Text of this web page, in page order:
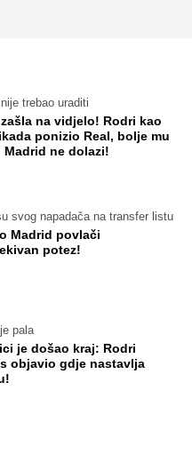
trebao uraditi
na vidjelo! Rodri kao
ponizio Real, bolje mu
Madrid ne dolazi!
svog napadača na transfer listu
Madrid povlači
potez!
pala
je došao kraj: Rodri
objavio gdje nastavlja